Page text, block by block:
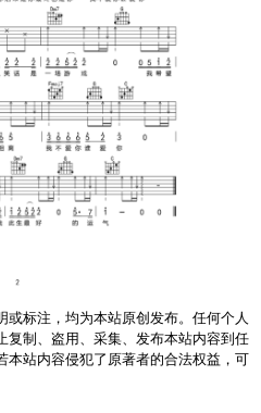
或标注，均为本站原创发布。任何个人
复制、盗用、采集、发布本站内容到任
本站内容侵犯了原著者的合法权益，可